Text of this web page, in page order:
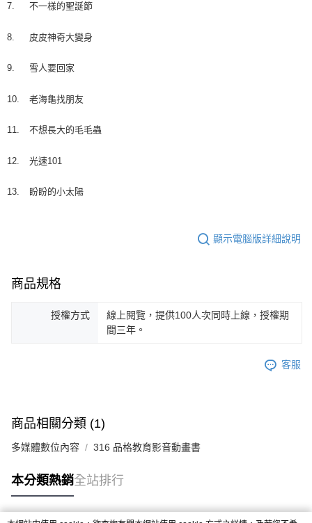
7. 不一樣的聖誕節
8. 皮皮神奇大變身
9. 雪人要回家
10. 老海龜找朋友
11. 不想長大的毛毛蟲
12. 光速101
13. 盼盼的小太陽
顯示電腦版詳細說明
商品規格
授權方式
線上閱覽，提供100人次同時上線，授權期
間三年。
客服
商品相關分類 (1)
多媒體數位內容 316 品格教育影音動畫書
本分類熱銷全站排行